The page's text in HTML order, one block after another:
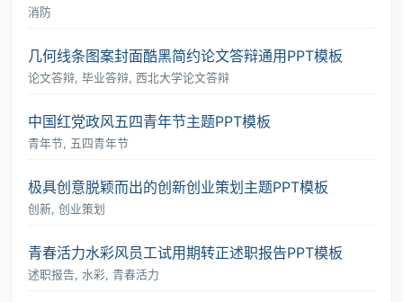
消防
几何线条图案封面酷黑简约论文答辩通用PPT模板
论文答辩, 毕业答辩, 西北大学论文答辩
中国红党政风五四青年节主题PPT模板
青年节, 五四青年节
极具创意脱颖而出的创新创业策划主题PPT模板
创新, 创业策划
青春活力水彩风员工试用期转正述职报告PPT模板
述职报告, 水彩, 青春活力